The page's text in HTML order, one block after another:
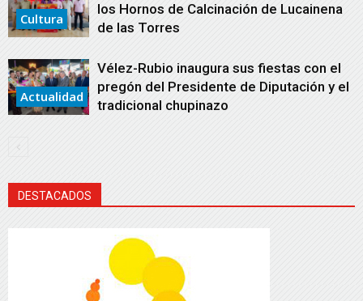
Cultura
los Hornos de Calcinación de Lucainena
de las Torres
Actualidad
Vélez-Rubio inaugura sus fiestas con el
pregón del Presidente de Diputación y el
tradicional chupinazo
DESTACADOS